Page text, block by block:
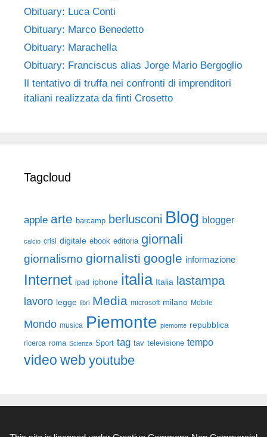
Obituary: Luca Conti
Obituary: Marco Benedetto
Obituary: Marachella
Obituary: Franciscus alias Jorge Mario Bergoglio
Il tentativo di truffa nei confronti di imprenditori
italiani realizzata da finti Crosetto
Tagcloud
apple arte barcamp berlusconi Blog blogger
calcio crisi digitale ebook editoria giornali
giornalismo giornalisti google informazione
Internet ipad iphone italia Italia lastampa
lavoro legge libri Media microsoft milano Mobile
Mondo musica Piemonte piemonte repubblica
ricerca roma Scienza Sport tag tav televisione tempo
video web youtube